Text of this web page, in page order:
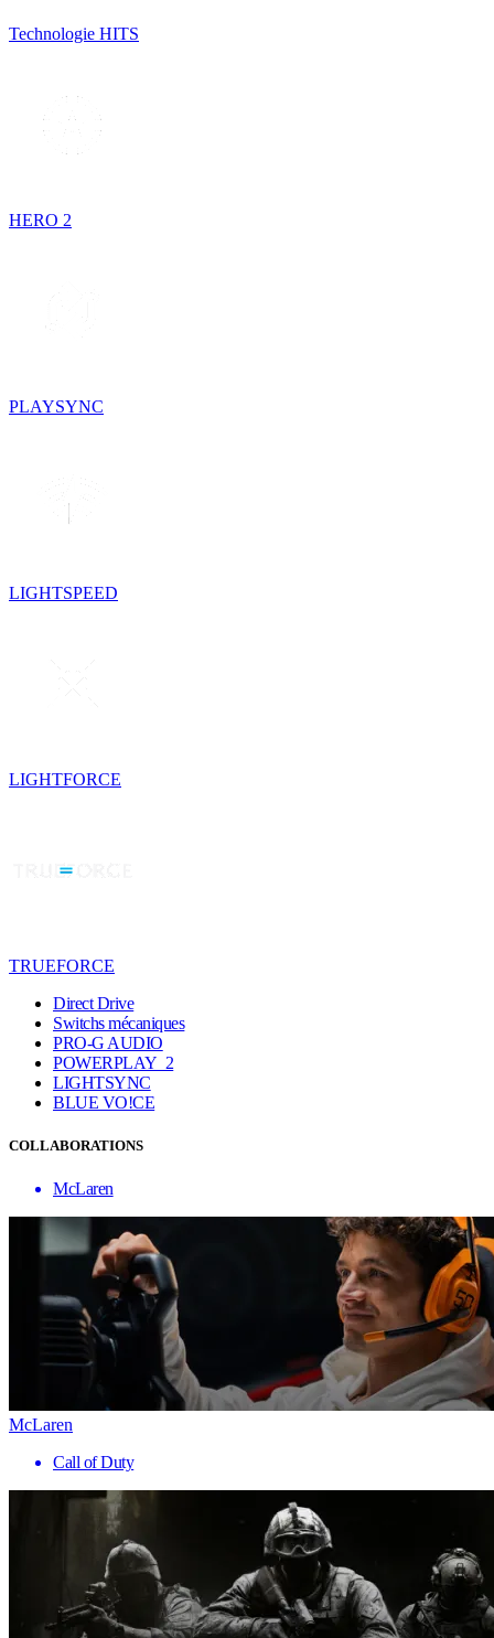
Technologie HITS
HERO 2
PLAYSYNC
LIGHTSPEED
LIGHTFORCE
TRUEFORCE
Direct Drive
Switchs mécaniques
PRO-G AUDIO
POWERPLAY 2
LIGHTSYNC
BLUE VO!CE
COLLABORATIONS
McLaren
McLaren
Call of Duty